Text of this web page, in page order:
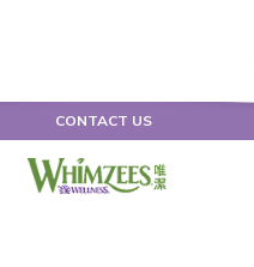
CONTACT US